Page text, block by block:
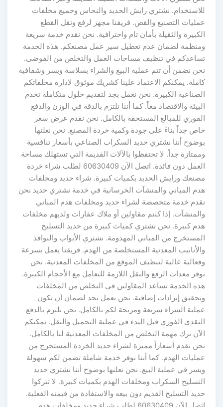
للاستخدام. نشتري رايش الحديد والنحاس وجميع مخلفات
عمليات التصنيع والقص. فريقنا مجهز لرفع ونقل القطع
الكبيرة والثقيلة بأمان تام واحترافية. نحن نقدم خدمة سريعة
ومنظمة لضمان عدم تعطيل سير عمل مصنعكم. هذه الخدمة
تساعدكم في تنظيف مساحات العمل والتخلص من الفوضى.
نحن نضمن أن تتم عملية البيع والشراء بسلاسة ويسر وشفافية
كاملة. يمكنكم الاعتماد علينا كشريك موثوق لإدارة مخلفاتكم
الصناعية الكبيرة. نحن نعمل بجد لتقديم حلول متكاملة تخدم
البيئة والاقتصاد معاً. كما أننا نلتزم بالدقة في الوزن والدفع
الفوري للمبالغ المستحقة بالكامل. نحن نقدم عرض سعر
خاص جداً بناءً على جودة وكمية خردة المصنع. نحن نعلنها
بوضوح أننا نشتري حديد السكراب الصناعي بأسعار تنافسية
وممتازة جداً. لا تحتفظوا بالآلات القديمة التي تستهلك مساحة
العمل دون فائدة. اتصل الآن 60630409 لطلب شراء خردة
مصنعك ورايش الحديد بكميات كبيرة. شراء حديد ومخلفات
هدم المباني والمنشآت الخرسانية في خدمة نشتري حديد نحن
نقدم خدمة متخصصة لشراء حديد ومخلفات هدم المباني
والمنشآت. إذا كنتم مقاولين أو ملاك عقارات ولديهم مخلفات
هدم كبيرة. نحن نشتري كميات كبيرة من حديد التسليح
المستخرج من المباني المهدومة. نشتري الأبواب والنوافذ
والأنابيب المعدنية المستخلصة من الهدم. فريقنا يعمل بسرعة
وفعالية عالية لتنظيف الموقع من المخلفات المعدنية. نحن
نوفر معدات الرفع والنقل اللازمة للتعامل مع الأحجام الكبيرة.
هذه الخدمة تساعد المقاولين في التخلص من المخلفات
وتحقيق إيرادات إضافية. نحن نعمل بجد لضمان أن تكون
عملية الشراء سريعة ومريحة لكم بالكامل. نحن نلتزم بالدفع
النقدي الفوري قبل البدء في عملية التحميل والنقل. يمكنكم
الآن ترك مهمة التخلص من المخلفات المعدنية لنا بالكامل.
نحن نقدم أسعاراً مميزة لشراء حديد الخردة المستخرج من
عمليات الهدم. كما أننا نوفر خدمة شاملة تضمن لكم سهولة
ويسر في عملية البيع. نحن نعلنها بوضوح أننا نشتري حديد
التسليح السكراب ومخلفات الهدم بكميات كبيرة. لا تتركوا
حديد التسليح القديم دون بيعه والاستفادة من قيمته الفعلية.